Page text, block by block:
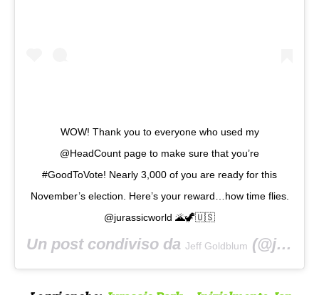
WOW! Thank you to everyone who used my
@HeadCount page to make sure that you’re
#GoodToVote! Nearly 3,000 of you are ready for this
November’s election. Here’s your reward…how time flies.
@jurassicworld 🌋🦖🇺🇸
Un post condiviso da Jeff Goldblum (@jeffgoldblum) in data: